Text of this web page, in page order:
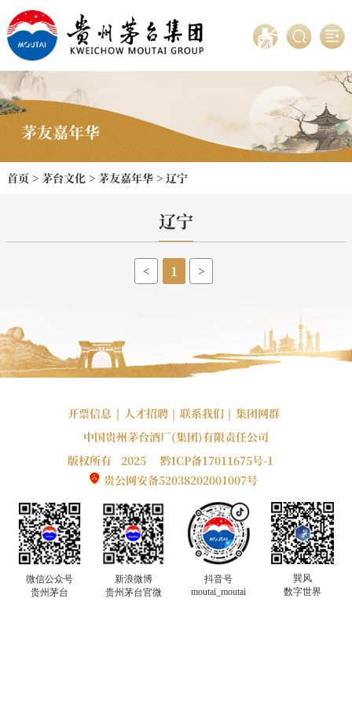
茅友嘉年华
首页> 茅台文化> 茅友嘉年华> 辽宁
辽宁
< 1 >
开票信息 | 人才招聘 | 联系我们 | 集团网群
中国贵州茅台酒厂(集团)有限责任公司
版权所有 2025
黔ICP备17011675号-1
贵公网安备52038202001007号
微信公众号
贵州茅台
新浪微博
贵州茅台官微
抖音号
moutai_moutai
巽风
数字世界